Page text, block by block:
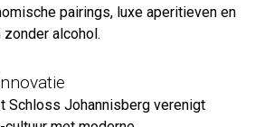
pairings, luxe aperitieven en
alcohol.
Schloss Johannisberg verenigt